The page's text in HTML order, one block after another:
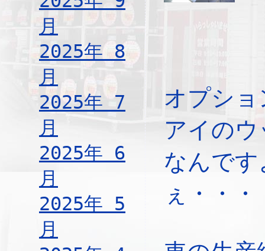
月
2025年 8
月
2025年 7
月
2025年 6
月
2025年 5
月
オプシ
アイの
なんです
ぇ・・・